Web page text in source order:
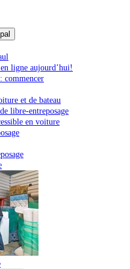
ligne aujourd’hui!
commencer
et de bateau
libre-entreposage
en voiture